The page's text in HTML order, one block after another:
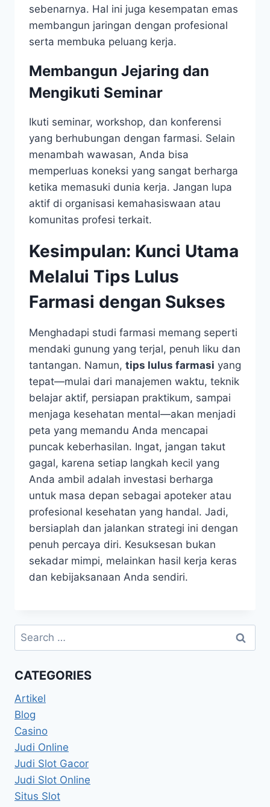
sebenarnya. Hal ini juga kesempatan emas
membangun jaringan dengan profesional
serta membuka peluang kerja.
Membangun Jejaring dan
Mengikuti Seminar
Ikuti seminar, workshop, dan konferensi
yang berhubungan dengan farmasi. Selain
menambah wawasan, Anda bisa
memperluas koneksi yang sangat berharga
ketika memasuki dunia kerja. Jangan lupa
aktif di organisasi kemahasiswaan atau
komunitas profesi terkait.
Kesimpulan: Kunci Utama
Melalui Tips Lulus
Farmasi dengan Sukses
Menghadapi studi farmasi memang seperti
mendaki gunung yang terjal, penuh liku dan
tantangan. Namun, tips lulus farmasi yang
tepat—mulai dari manajemen waktu, teknik
belajar aktif, persiapan praktikum, sampai
menjaga kesehatan mental—akan menjadi
peta yang memandu Anda mencapai
puncak keberhasilan. Ingat, jangan takut
gagal, karena setiap langkah kecil yang
Anda ambil adalah investasi berharga
untuk masa depan sebagai apoteker atau
profesional kesehatan yang handal. Jadi,
bersiaplah dan jalankan strategi ini dengan
penuh percaya diri. Kesuksesan bukan
sekadar mimpi, melainkan hasil kerja keras
dan kebijaksanaan Anda sendiri.
Search
for:
CATEGORIES
Artikel
Blog
Casino
Judi Online
Judi Slot Gacor
Judi Slot Online
Situs Slot